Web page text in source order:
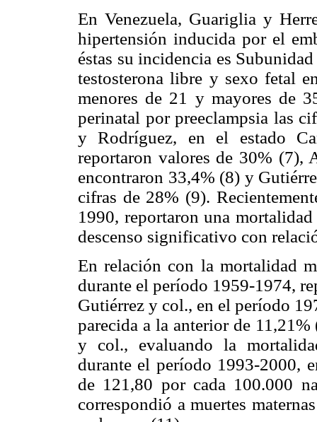
En Venezuela, Guariglia y
hipertensión inducida por el
éstas su incidencia es
testosterona libre y sexo fetal
menores de 21 y mayores de
perinatal por preeclampsia las
y Rodríguez, en el estado
reportaron valores de 30% (7),
encontraron 33,4% (8) y
cifras de 28% (9).
1990, reportaron una
descenso significativo con
En relación con la mortalidad
durante el período 1959-1974,
Gutiérrez y col., en el período
parecida a la anterior de
y col., evaluando la
durante el período 1993-2000,
de 121,80 por cada 100.000
correspondió a muertes